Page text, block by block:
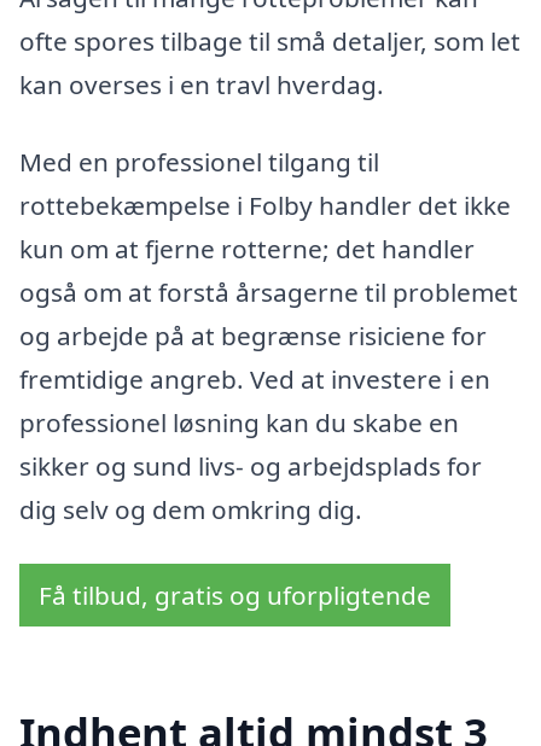
ofte spores tilbage til små detaljer, som let
kan overses i en travl hverdag.
Med en professionel tilgang til
rottebekæmpelse i Folby handler det ikke
kun om at fjerne rotterne; det handler
også om at forstå årsagerne til problemet
og arbejde på at begrænse risiciene for
fremtidige angreb. Ved at investere i en
professionel løsning kan du skabe en
sikker og sund livs- og arbejdsplads for
dig selv og dem omkring dig.
Få tilbud, gratis og uforpligtende
Indhent altid mindst 3